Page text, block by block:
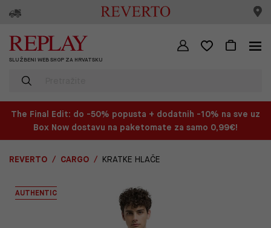
SLUŽBENI WEB SHOP ZA HRVATSKU
The Final Edit: do -50% popusta + dodatnih -10% na sve uz
Box Now dostavu na paketomate za samo 0,99€!
REVERTO CARGO KRATKE HLAČE
AUTHENTIC